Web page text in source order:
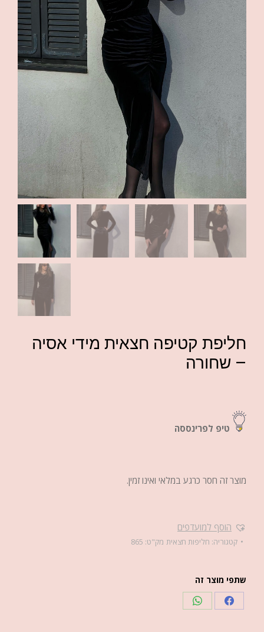
חליפת קטיפה חצאית מידי אסיה
– שחורה
טיפ לפרינססה
מוצר זה חסר כרגע במלאי ואינו זמין.
הוסף למועדפים
קטגוריה: חליפות חצאית מק"ט: 865
שתפי מוצר זה